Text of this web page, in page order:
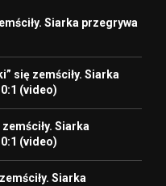
Siarka przegrywa
się zemściły. Siarka
(video)
Siarka
(video)
Siarka